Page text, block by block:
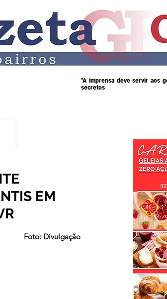
"A imprensa deve servir aos
secretos
EM
Foto: Divulgação